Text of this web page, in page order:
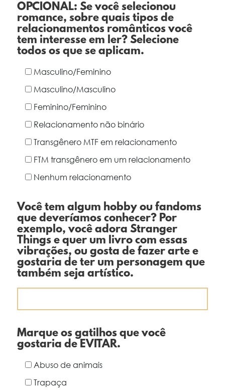
OPCIONAL: Se você selecionou
romance, sobre quais tipos de
relacionamentos românticos você
tem interesse em ler? Selecione
todos os que se aplicam.
Masculino/Feminino
Masculino/Masculino
Feminino/Feminino
Relacionamento não binário
Transgênero MTF em relacionamento
FTM transgênero em um relacionamento
Nenhum relacionamento
Você tem algum hobby ou fandoms
que deveríamos conhecer? Por
exemplo, você adora Stranger
Things e quer um livro com essas
vibrações, ou gosta de fazer arte e
gostaria de ter um personagem que
também seja artístico.
Marque os gatilhos que você
gostaria de EVITAR.
Abuso de animais
Trapaça